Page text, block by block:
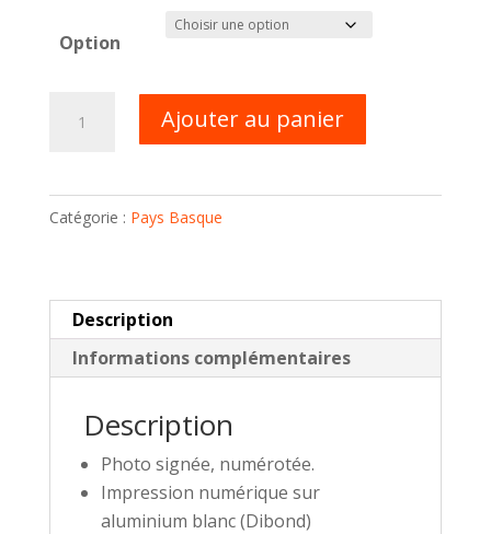
Option
Hiver
n°1
Ajouter au panier
Catégorie : Pays Basque
Description
Informations complémentaires
Description
Photo signée, numérotée.
Impression numérique sur
aluminium blanc (Dibond)